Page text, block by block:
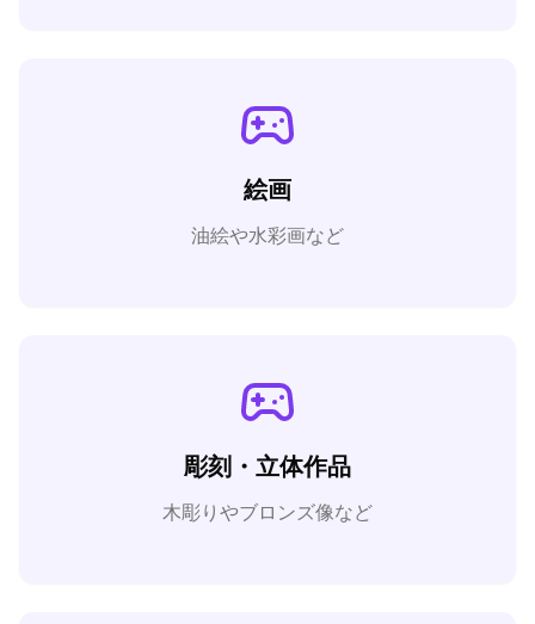
絵画
油絵や水彩画など
彫刻・立体作品
木彫りやブロンズ像など